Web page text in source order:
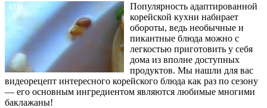
6734
Популярность адаптированной
корейской кухни набирает
обороты, ведь необычные и
пикантные блюда можно с
легкостью приготовить у себя
дома из вполне доступных
продуктов. Мы нашли для вас
видеорецепт интересного корейского блюда как раз по сезону
— его основным ингредиентом являются любимые многими
баклажаны!